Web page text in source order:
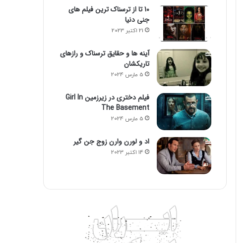
10 تا از ترسناک ترین فیلم های
جنی دنیا
21 اکتبر 2023
آینه ها و حقایق ترسناک و رازهای
تاریکشان
5 مارس 2024
فیلم دختری در زیرزمین Girl In
The Basement
5 مارس 2024
اد و لورن وارن زوج جن گیر
14 اکتبر 2023